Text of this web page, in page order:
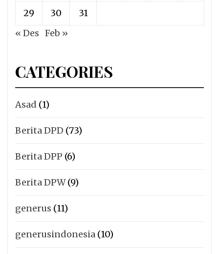
29 30
31
« Des Feb »
CATEGORIES
Asad (1)
Berita DPD (73)
Berita DPP (6)
Berita DPW(9)
generus (11)
generusindonesia (10)